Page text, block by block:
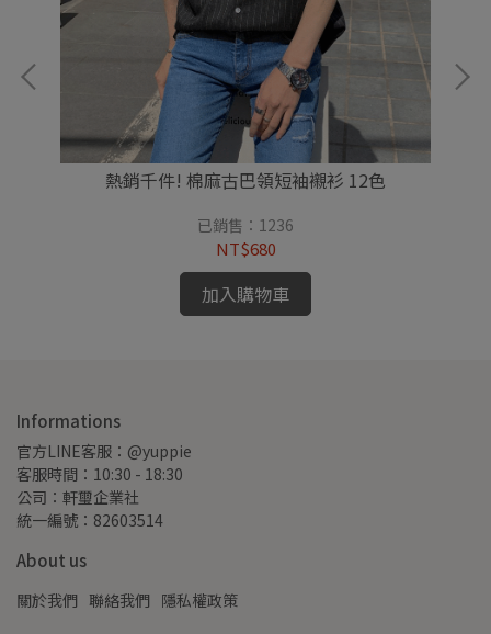
熱銷千件! 棉麻古巴領短袖襯衫 12色
已銷售：1236
NT$680
加入購物車
Informations
官方LINE客服：@yuppie
客服時間：10:30 - 18:30
公司：軒璽企業社
統一編號：82603514
About us
關於我們 聯絡我們 隱私權政策